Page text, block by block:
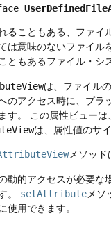
ることもある、ファイ
は意味のないファイル
ともあるファイル・シ
は、ファイル
のアクセス時に、プラ
す。
この属性ビューは
は、属性値のサ
メソッド
動的アクセスが必要な
。
setAttribute メソ
使用できます。